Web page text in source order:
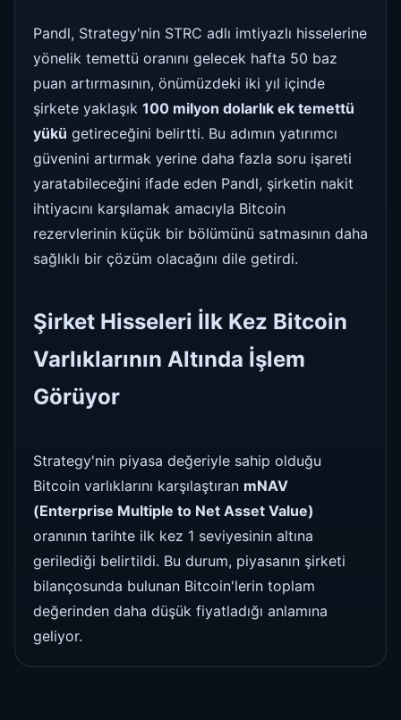
Pandl, Strategy'nin STRC adlı imtiyazlı hisselerine
yönelik temettü oranını gelecek hafta 50 baz
puan artırmasının, önümüzdeki iki yıl içinde
şirkete yaklaşık 100 milyon dolarlık ek temettü
yükü getireceğini belirtti. Bu adımın yatırımcı
güvenini artırmak yerine daha fazla soru işareti
yaratabileceğini ifade eden Pandl, şirketin nakit
ihtiyacını karşılamak amacıyla Bitcoin
rezervlerinin küçük bir bölümünü satmasının daha
sağlıklı bir çözüm olacağını dile getirdi.
Şirket Hisseleri İlk Kez Bitcoin
Varlıklarının Altında İşlem
Görüyor
Strategy'nin piyasa değeriyle sahip olduğu
Bitcoin varlıklarını karşılaştıran mNAV
(Enterprise Multiple to Net Asset Value)
oranının tarihte ilk kez 1 seviyesinin altına
gerilediği belirtildi. Bu durum, piyasanın şirketi
bilançosunda bulunan Bitcoin'lerin toplam
değerinden daha düşük fiyatladığı anlamına
geliyor.